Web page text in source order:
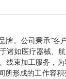
牌。公司秉承"
诸如医疗器械、
线束加工服务，
所形成的工作容